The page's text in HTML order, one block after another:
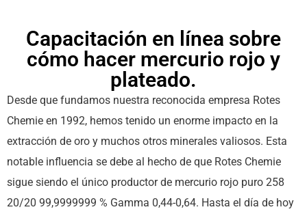
Capacitación en línea sobre
cómo hacer mercurio rojo y
plateado.
Desde que fundamos nuestra reconocida empresa Rotes
Chemie en 1992, hemos tenido un enorme impacto en la
extracción de oro y muchos otros minerales valiosos. Esta
notable influencia se debe al hecho de que Rotes Chemie
sigue siendo el único productor de mercurio rojo puro 258
20/20 99,9999999 % Gamma 0,44-0,64. Hasta el día de hoy